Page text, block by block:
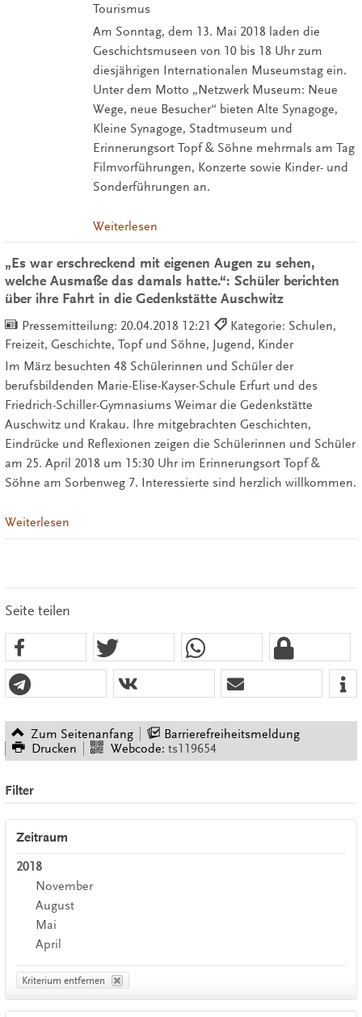
Tourismus
Am Sonntag, dem 13. Mai 2018 laden die
Geschichtsmuseen von 10 bis 18 Uhr zum
diesjährigen Internationalen Museumstag ein.
Unter dem Motto „Netzwerk Museum: Neue
Wege, neue Besucher“ bieten Alte Synagoge,
Kleine Synagoge, Stadtmuseum und
Erinnerungsort Topf & Söhne mehrmals am Tag
Filmvorführungen, Konzerte sowie Kinder- und
Sonderführungen an.
Weiterlesen
„Es war erschreckend mit eigenen Augen zu sehen,
welche Ausmaße das damals hatte.“: Schüler berichten
über ihre Fahrt in die Gedenkstätte Auschwitz
Pressemitteilung: 20.04.2018 12:21
Kategorie: Schulen,
Freizeit, Geschichte, Topf und Söhne, Jugend, Kinder
Im März besuchten 48 Schülerinnen und Schüler der
berufsbildenden Marie-Elise-Kayser-Schule Erfurt und des
Friedrich-Schiller-Gymnasiums Weimar die Gedenkstätte
Auschwitz und Krakau. Ihre mitgebrachten Geschichten,
Eindrücke und Reflexionen zeigen die Schülerinnen und Schüler
am 25. April 2018 um 15:30 Uhr im Erinnerungsort Topf &
Söhne am Sorbenweg 7. Interessierte sind herzlich willkommen.
Weiterlesen
Seite teilen
Zum Seitenanfang
Barrierefreiheitsmeldung
Drucken
Webcode: ts119654
Filter
Zeitraum
2018
November
August
Mai
April
Kriterium entfernen